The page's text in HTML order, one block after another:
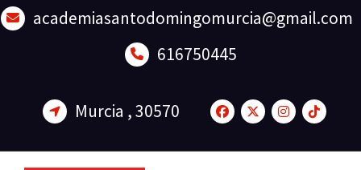
Saltar
al
academiasantodomingomurcia@gmail.com
616750445
Murcia , 30570